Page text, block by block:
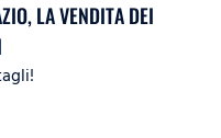
LA VENDITA DEI